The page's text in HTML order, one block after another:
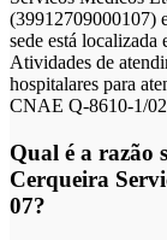
(39912709000107)
sede está
Atividades de
hospitalares para
CNAE Q-8610-1/
Qual é a razão
Cerqueira
07?